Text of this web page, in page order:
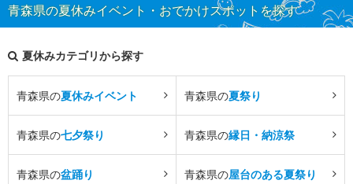
青森県の夏休みイベント・おでかけスポットを探す
夏休みカテゴリから探す
青森県の夏休みイベント 青森県の夏祭り
青森県の七夕祭り 青森県の縁日・納涼祭
青森県の盆踊り 青森県の屋台のある夏祭り